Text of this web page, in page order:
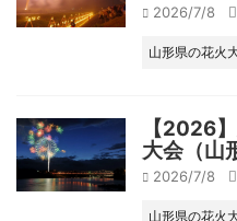
2026/7/8
山形県の花火
【2026
大会（山
2026/7/8
山形県の花火